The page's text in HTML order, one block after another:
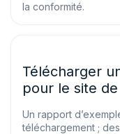
la conformité.
Télécharger
pour le site de
Un rapport
téléchargement ;